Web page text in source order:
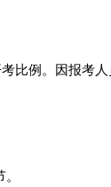
比例。因报考